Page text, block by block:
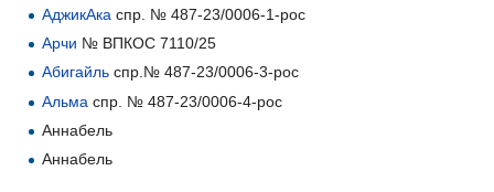
АджикАка спр. № 487-23/0006-1-рос
Арчи № ВПКОС 7110/25
Абигайль спр.№ 487-23/0006-3-рос
Альма спр. № 487-23/0006-4-рос
Аннабель
Аннабель